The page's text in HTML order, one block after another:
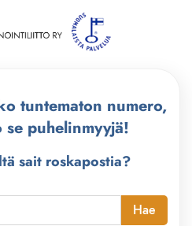
tuntematon numero,
se puhelinmyyjä!
sait roskapostia?
Hae